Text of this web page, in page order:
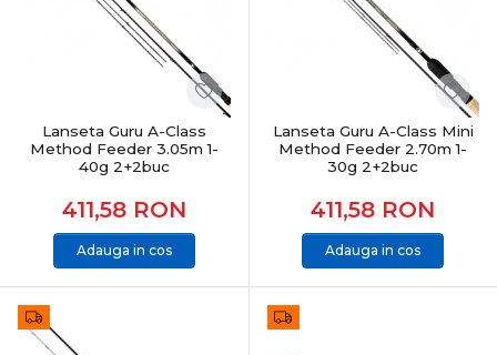
Feeder & staționar înseamnă precizie, răbdare și control
total. Alegerea echipamentelor potrivite îți oferă
sensibilitate maximă, adaptabilitate și șanse reale la
capturi constante, indiferent de condițiile de pescuit.
Lanseta Guru A-Class
Method Feeder 3.05m 1-
40g 2+2buc
411,58 RON
Adauga in cos
Lanseta Guru A-Class Mini
Method Feeder 2.70m 1-
30g 2+2buc
411,58 RON
Adauga in cos